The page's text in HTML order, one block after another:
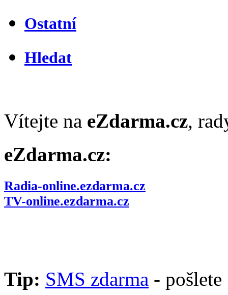
Ostatní
Hledat
Vítejte na eZdarma.cz,
eZdarma.cz:
Radia-online.ezdarma.cz
TV-online.ezdarma.cz
Tip: SMS zdarma - pošlete